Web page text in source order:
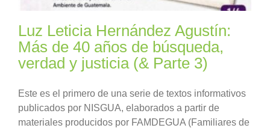
Luz Leticia Hernández Agustín:
Más de 40 años de búsqueda,
verdad y justicia (& Parte 3)
Este es el primero de una serie de textos informativos
publicados por NISGUA, elaborados a partir de
materiales producidos por FAMDEGUA (Familiares de